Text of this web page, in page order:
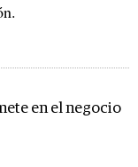
en el negocio